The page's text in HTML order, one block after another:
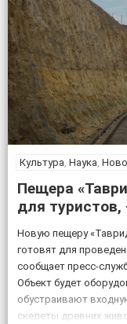
Культура, Наука,
Пещера
для
Новую пещеру
готовят для
сообщает пресс-
Объект будет
обустраивают
скелеты древних